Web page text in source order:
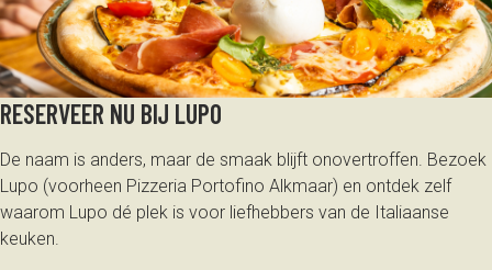
RESERVEER NU BIJ LUPO
De naam is anders, maar de smaak blijft onovertroffen. Bezoek
Lupo (voorheen Pizzeria Portofino Alkmaar) en ontdek zelf
waarom Lupo dé plek is voor liefhebbers van de Italiaanse
keuken.